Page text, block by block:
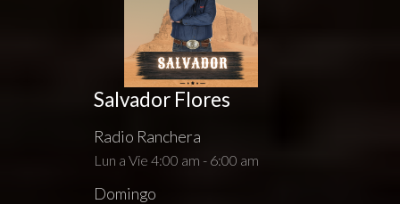
Salvador Flores
Radio Ranchera
Lun a Vie 4:00 am - 6:00 am
Domingo